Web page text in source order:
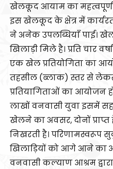
खेलकूद आयाम का महत्वपूर्ण
इस खेलकूद के क्षेत्र में
ने अनेक उपलब्धियाँ पाई।
खिलाड़ी मिले है। प्रति चार
एक खेल प्रतियोगिता का
तहसील (ब्लाक) स्तर से लेकर
प्रतियागिताओं का आयोजन
लाखों वनवासी युवा इसमें
खेलने का अवसर, दोनों प्राप्त
निखरती है। परिणामस्वरूप
खिलाड़ियों को आगे आने का
वनवासी कल्याण आश्रम